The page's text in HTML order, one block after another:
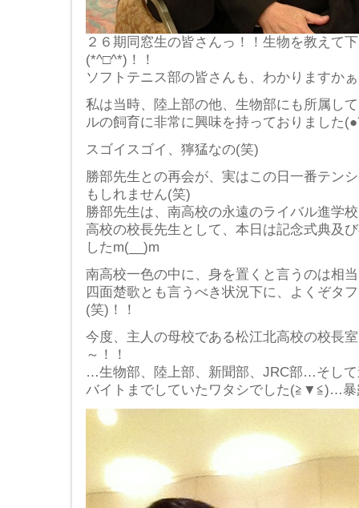
２６期同窓生の皆さんっ！！生物を教えて
(*^□^*)！！
ソフトテニス部の皆さんも、わかりますか
私は当時、陸上部の他、生物部にも所属し
ルの飼育に非常に興味を持っておりました
スゴイスゴイ、獰猛なの(笑)
勝部先生との再会が、実はこの日一番テン
もしれません(笑)
勝部先生は、南高校の永遠のライバル進学
高校の校長先生として、本日は記念式典及
したm(__)m
南高校一色の中に、身を置くと言うのは相
四面楚歌とも言うべき状況下に、よくぞタ
(笑)！！
今度、主人の母校である松江北高校の校長
～！！
…生物部、陸上部、新聞部、JRC部…そし
バイトまでしていたワタシでした(≧▼≦)…